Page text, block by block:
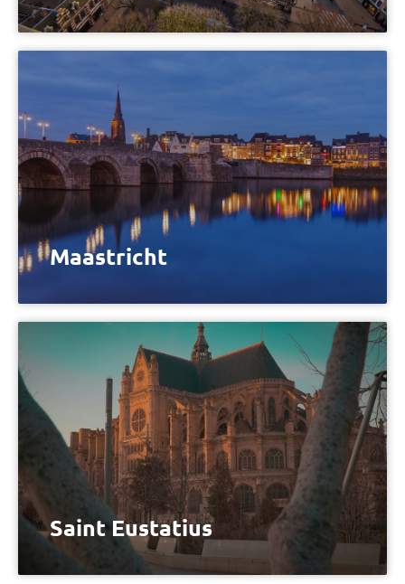
Maastricht
Saint Eustatius